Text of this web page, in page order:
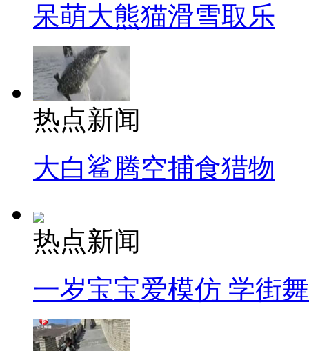
呆萌大熊猫滑雪取乐
热点新闻
大白鲨腾空捕食猎物
热点新闻
一岁宝宝爱模仿 学街